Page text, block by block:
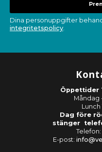
Dina personuppgifter
integritetspolicy
Öppettider
Måndag
Lunch
Dag före
stänger
Telefon:
E-post: